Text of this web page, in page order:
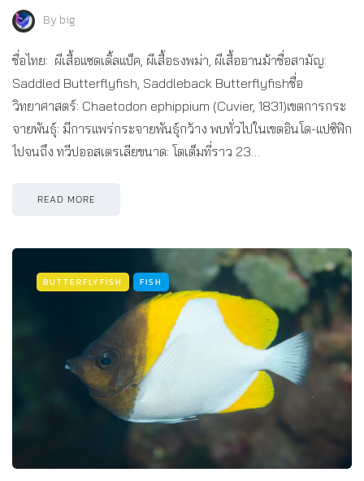
Bybig
ชื่อไทย: ผีเสื้อแซดเดิ้ลแบ็ค, ผีเสื้อธงพม่า, ผีเสื้ออานม้าชื่อสามัญ:
Saddled Butterflyfish, Saddleback Butterflyfishชื่อ
วิทยาศาสตร์: Chaetodon ephippium (Cuvier, 1831)เขตการกระ
จายพันธุ์: มีการแพร่กระจายพันธุ์กว้าง พบทั่วไปในเขตอินโด-แปซิฟิก
ไปจนถึง ทวีปออสเตรเลียขนาด: โตเต็มที่ราว 23…
READ MORE
BUTTERFLYFISH FISH